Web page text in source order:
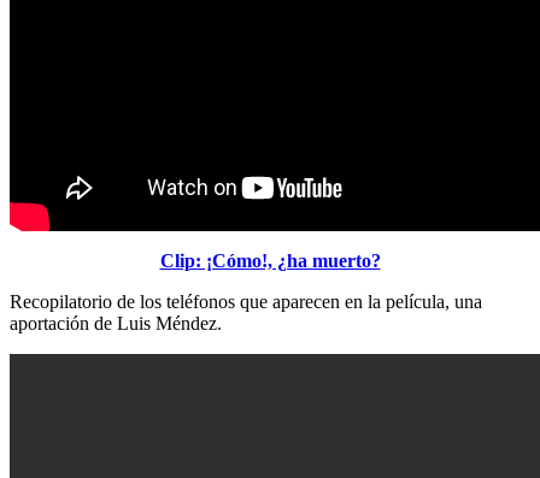
Clip: ¡Cómo!, ¿ha muerto?
Recopilatorio de los teléfonos que aparecen en la película, una
aportación de Luis Méndez.